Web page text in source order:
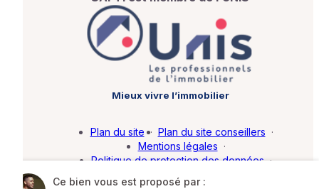
Ce bien vous est proposé par :
Mieux vivre l’immobilier
Plan du site · Plan du site conseillers ·
Mentions légales ·
Politique de protection des données ·